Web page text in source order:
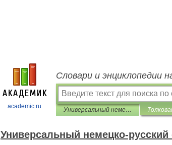
academic.ru
Словари и энциклопедии
Универсальный немецко-русский словарь
Универсальный немецко-русский